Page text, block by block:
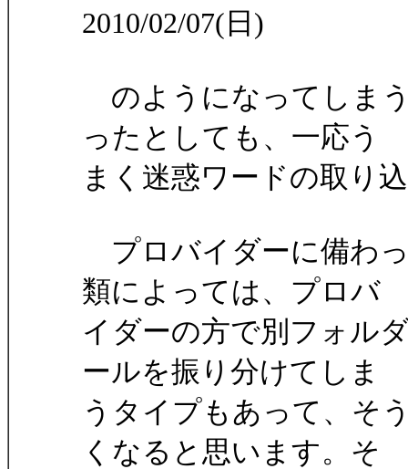
2010/02/07(日)
のようになってしま
ったとしても、一応う
まく迷惑ワードの取り
プロバイダーに備わ
類によっては、プロバ
イダーの方で別フォル
ールを振り分けてしま
うタイプもあって、そ
くなると思います。そ